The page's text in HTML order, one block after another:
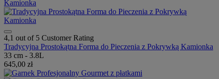
4,1 out of 5 Customer Rating
Tradycyjna Prostokątna Forma do Pieczenia z Pokrywką Kamionka
33 cm - 3.8L
645,00 zł